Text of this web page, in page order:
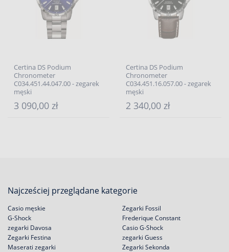
Certina DS Podium
Chronometer
C034.451.44.047.00 - zegarek
męski
3 090,00 zł
Certina DS Podium
Chronometer
C034.451.16.057.00 - zegarek
męski
2 340,00 zł
Najcześciej przeglądane kategorie
Casio męskie
G-Shock
zegarki Davosa
Zegarki Festina
Zegarki Fossil
Frederique Constant
Casio G-Shock
zegarki Guess
Maserati zegarki
Zegarki Sekonda